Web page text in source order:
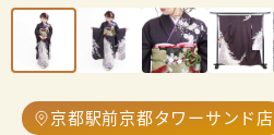
京都駅前京都タワーサンド店